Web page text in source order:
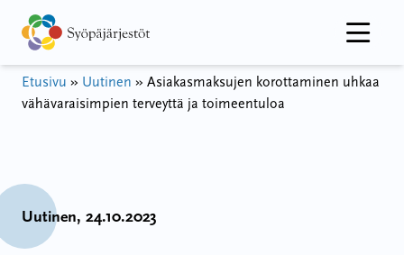
Hyppää
sisältöön
Etusivu » Uutinen » Asiakasmaksujen korottaminen uhkaa
vähävaraisimpien terveyttä ja toimeentuloa
Uutinen, 24.10.2023